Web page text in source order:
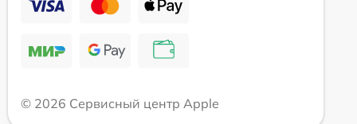
© 2026 Сервисный центр Apple